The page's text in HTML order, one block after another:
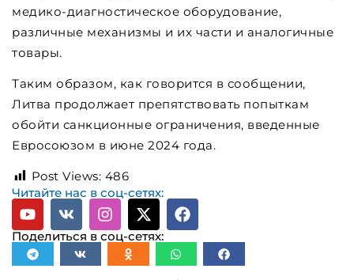
медико-диагностическое оборудование,
различные механизмы и их части и аналогичные
товары.
Таким образом, как говорится в сообщении,
Литва продолжает препятствовать попыткам
обойти санкционные ограничения, введенные
Евросоюзом в июне 2024 года.
Post Views: 486
Читайте нас в соц-сетях:
Поделиться в соц-сетях: